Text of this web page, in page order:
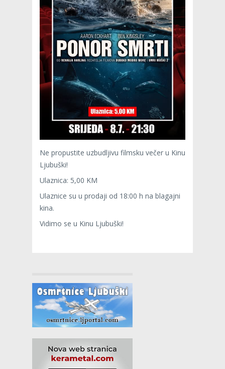
Ne propustite uzbudljivu filmsku večer u Kinu
Ljubuški!
Ulaznica: 5,00 KM
Ulaznice su u prodaji od 18:00 h na blagajni
kina.
Vidimo se u Kinu Ljubuški!